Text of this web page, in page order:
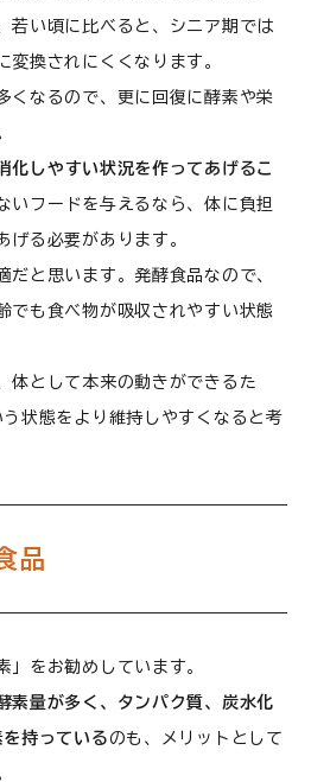
若い頃に比べると、シニア期では
変換されにくくなります。
くなるので、更に回復に酵素や栄
化しやすい状況を作ってあげるこ
いフードを与えるなら、体に負担
げる必要があります。
だと思います。発酵食品なので、
でも食べ物が吸収されやすい状態
体として本来の動きができるた
う状態をより維持しやすくなると考
品
」をお勧めしています。
素量が多く、タンパク質、炭水化
持っているのも、メリットとして